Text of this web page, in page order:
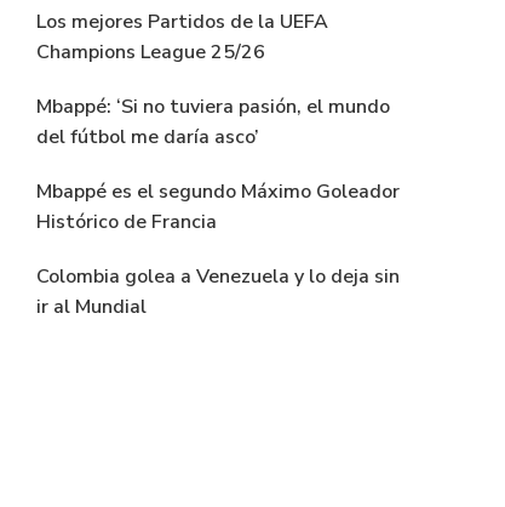
Los mejores Partidos de la UEFA
Champions League 25/26
Mbappé: ‘Si no tuviera pasión, el mundo
del fútbol me daría asco’
Mbappé es el segundo Máximo Goleador
Histórico de Francia
Colombia golea a Venezuela y lo deja sin
ir al Mundial